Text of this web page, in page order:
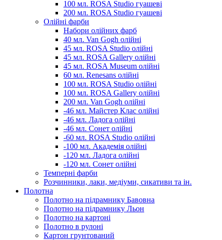
100 мл. ROSA Studio гуашеві
200 мл. ROSA Studio гуашеві
Олійні фарби
Набори олійних фарб
40 мл. Van Gogh олійні
45 мл. ROSA Studio олійні
45 мл. ROSA Gallery олійні
45 мл. ROSA Museum олійні
60 мл. Renesans олійні
100 мл. ROSA Studio олійні
100 мл. ROSA Gallery олійні
200 мл. Van Gogh олійні
-46 мл. Майстер Клас олійні
-46 мл. Ладога олійні
-46 мл. Сонет олійні
-60 мл. ROSA Studio олійні
-100 мл. Академія олійні
-120 мл. Ладога олійні
-120 мл. Сонет олійні
Темперні фарби
Розчинники, лаки, медіуми, сикативи та ін.
Полотна
Полотно на підрамнику Бавовна
Полотно на підрамнику Льон
Полотно на картоні
Полотно в рулоні
Картон грунтований